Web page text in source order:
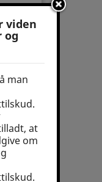
viden
og
man
at
om